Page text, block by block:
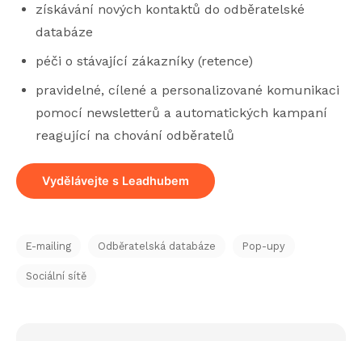
získávání nových kontaktů do odběratelské
databáze
péči o stávající zákazníky (retence)
pravidelné, cílené a personalizované komunikaci
pomocí newsletterů a automatických kampaní
reagující na chování odběratelů
Vydělávejte s Leadhubem
E-mailing Odběratelská databáze Pop-upy
Sociální sítě